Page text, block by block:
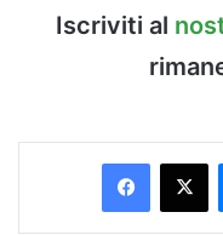
Iscriviti al
Facebook
X